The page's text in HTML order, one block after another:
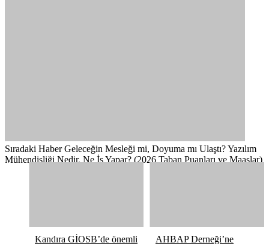
Sıradaki Haber Geleceğin Mesleği mi, Doyuma mı Ulaştı? Yazılım
Mühendisliği Nedir, Ne İş Yapar? (2026 Taban Puanları ve Maaşlar)
Kandıra GİOSB’de önemli
AHBAP Derneği’ne